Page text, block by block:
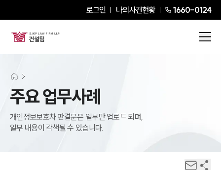
로그인 나의사건현황 1660-0124
주요 업무사례
개인정보보호차 판결문은 일부만 업로드 되며,
일부 내용이 각색될 수 있습니다.